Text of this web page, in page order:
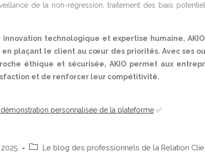
de la non-régression, traitement des biais
innovation technologique et expertise humaine,
plaçant le client au cœur des priorités. Avec ses
éthique et sécurisée, AKIO permet aux
et de renforcer leur compétitivité.
personnalisée de la plateforme ✅
Le blog des professionnels de la Relation